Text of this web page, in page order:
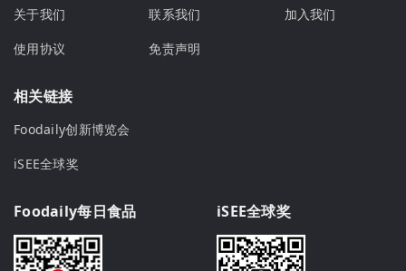
关于我们 联系我们
加入我们
使用协议
免责声明
相关链接
Foodaily创新博览会
iSEE全球奖
Foodaily每日食品 iSEE全球奖